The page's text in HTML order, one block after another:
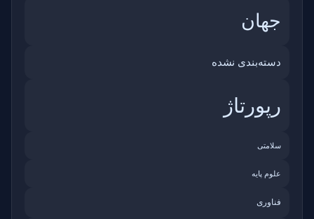
جهان
دسته‌بندی نشده
رپورتاژ
سلامتی
علوم پایه
فناوری